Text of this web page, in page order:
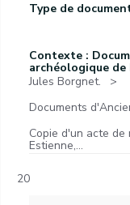
Type de
Contexte :
archéologique de
Jules Borgnet.
Documents
Copie d'un acte de
Estienne,...
20